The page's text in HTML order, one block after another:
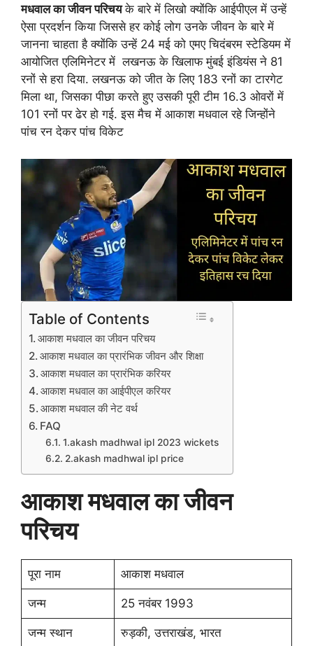
मधवाल का जीवन परिचयके बारे में लिखो क्योंकि आईपीएल में उन्हें
ऐसा प्रदर्शन किया जिससे हर कोई लोग उनके जीवन के बारे में
जानना चाहता है क्योंकि उन्हें 24 मई को एमए चिदंबरम स्टेडियम में
आयोजित एलिमिनेटर में लखनऊ के खिलाफ मुंबई इंडियंस ने 81
रनों से हरा दिया. लखनऊ को जीत के लिए 183 रनों का टारगेट
मिला था, जिसका पीछा करते हुए उसकी पूरी टीम 16.3 ओवरों में
101 रनों पर ढेर हो गई. इस मैच में आकाश मधवाल रहे जिन्होंने
पांच रन देकर पांच विकेट
Table of Contents
आकाश मधवाल का जीवन परिचय
आकाश मधवाल का प्रारंभिक जीवन और शिक्षा
आकाश मधवाल का प्रारंभिक करियर
आकाश मधवाल का आईपीएल करियर
आकाश मधवाल की नेट वर्थ
FAQ
1.akash madhwal ipl 2023 wickets
2.akash madhwal ipl price
आकाश मधवाल का जीवन
परिचय
पूरा नाम आकाश मधवाल
जन्म 25 नवंबर 1993
जन्म स्थान रुड़की, उत्तराखंड, भारत